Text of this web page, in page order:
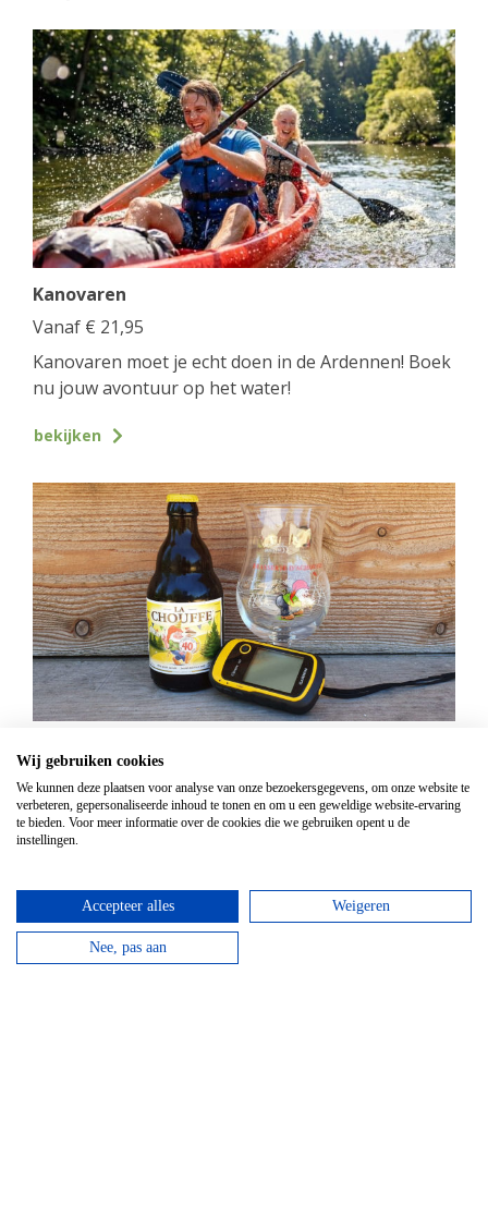
Kanovaren
Vanaf € 21,95
Kanovaren moet je echt doen in de Ardennen! Boek
nu jouw avontuur op het water!
bekijken
Vanaf€16,95
Beantwoord de vragen, vul de juiste coördinaten in
en verdien een Chouffe biertje!
bekijken
Wij gebruiken cookies
We kunnen deze plaatsen voor analyse van onze bezoekersgegevens, om onze website te
verbeteren, gepersonaliseerde inhoud te tonen en om u een geweldige website-ervaring
te bieden. Voor meer informatie over de cookies die we gebruiken opent u de
instellingen.
Accepteer alles Weigeren
Nee, pas aan